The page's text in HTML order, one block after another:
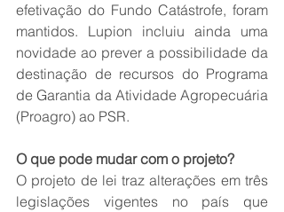
efetivação do Fundo Catástrofe, foram
mantidos. Lupion incluiu ainda uma
novidade ao prever a possibilidade da
destinação de recursos do Programa
de Garantia da Atividade Agropecuária
(Proagro) ao PSR.
O que pode mudar com o projeto?
O projeto de lei traz alterações em três
legislações vigentes no país que